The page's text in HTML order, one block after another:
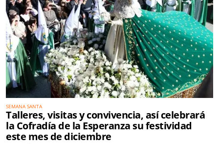
SEMANA SANTA
Talleres, visitas y convivencia, así celebrará
la Cofradía de la Esperanza su festividad
este mes de diciembre